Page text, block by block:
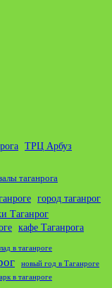
ТРЦ Арбуз
таганрога
город таганрог
Таганрог
кафе Таганрога
в таганроге
новый год в Таганроге
в таганроге